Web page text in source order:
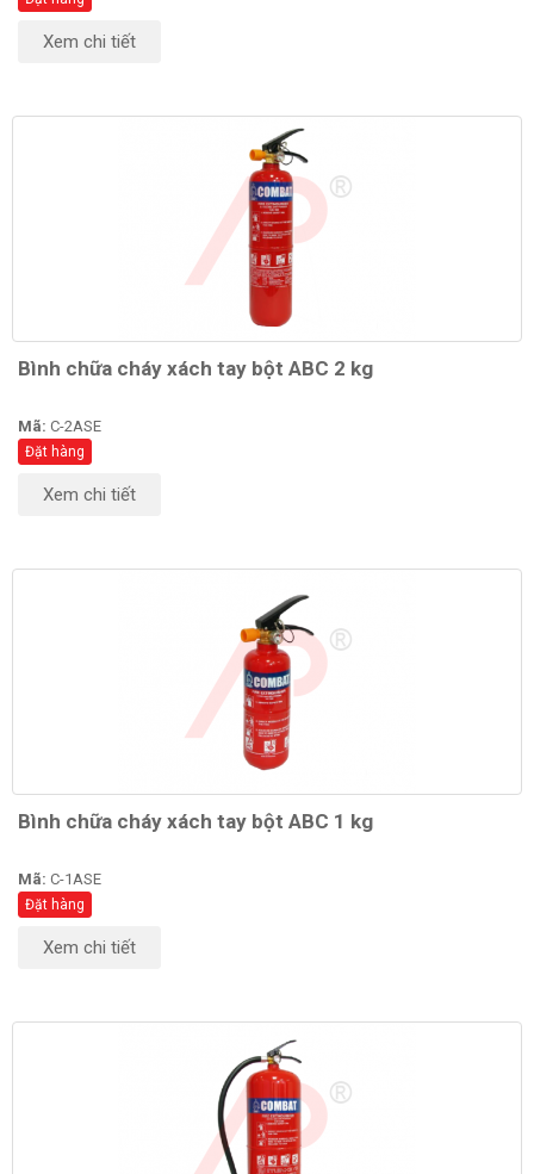
Xem chi tiết
Bình chữa cháy xách tay bột ABC 2 kg
Mã: C-2ASE
Đặt hàng
Xem chi tiết
Bình chữa cháy xách tay bột ABC 1 kg
Mã: C-1ASE
Đặt hàng
Xem chi tiết